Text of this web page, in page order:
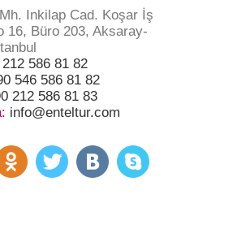
Inkilap Cad. Koşar İş
16, Büro 203, Aksaray-
586 81 82
546 586 81 82
212 586 81 83
info@enteltur.com